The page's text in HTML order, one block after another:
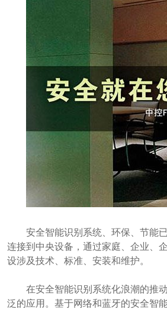
安全智能识别系统、环保、节能已
连接到中央设备，通过家庭、企业、
设涉及技术、标准、安装和维护。
在安全智能识别系统化浪潮的推动
泛的应用。基于网络和蓝牙的安全智